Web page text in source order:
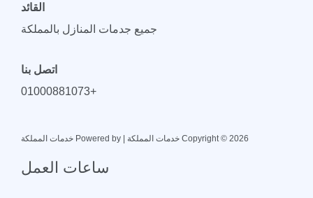
القائد
جميع جدمات المنازل بالمملكة
اتصل بنا
+01000881073
Copyright © 2026 خدمات المملكة | Powered by خدمات المملكة
ساعات العمل